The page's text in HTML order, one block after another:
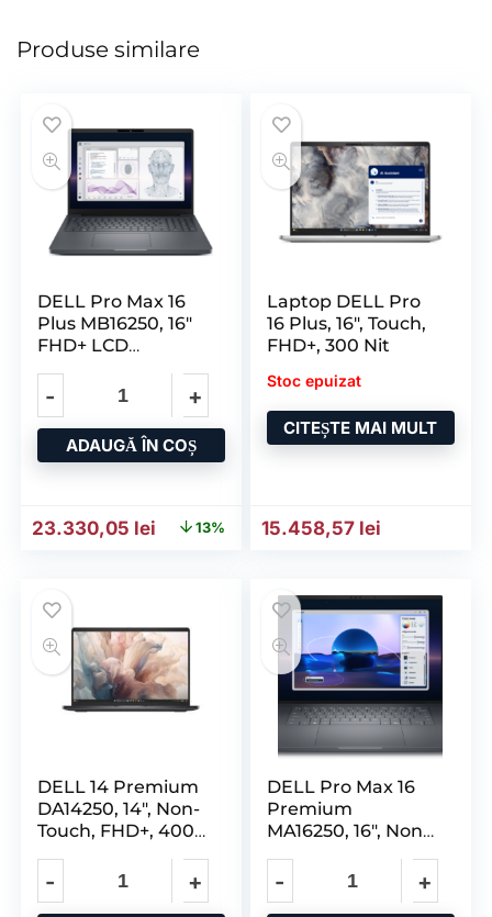
Produse similare
DELL Pro Max 16
Plus MB16250, 16″
FHD+ LCD
ADAUGĂ ÎN COȘ
Prețul inițial a fost: 26.743,87 lei.
23.330,05 lei Prețul curent este: 23.330,05 lei.
13%
Laptop DELL Pro
16 Plus, 16″, Touch,
FHD+, 300 Nit
Stoc epuizat
CITEȘTE MAI MULT
15.458,57 lei
DELL 14 Premium
DA14250, 14″, Non-
Touch, FHD+, 400
DELL Pro Max 16
Premium
MA16250, 16″, Non-